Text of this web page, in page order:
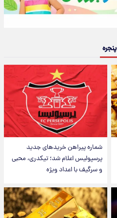
پنجره
شماره پیراهن خریدهای جدید
پرسپولیس اعلام شد؛ تیکدری، محبی
و سرگیف با اعداد ویژه